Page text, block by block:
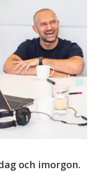
och imorgon.